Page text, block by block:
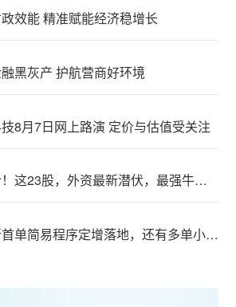
效能 精准赋能经济稳增长
黑灰产 护航营商好环境
8月7日网上路演 定价与估值受关注
新建仓！这23股，外资最新潜伏，最强牛股在列
北交所首单简易程序定增落地，还有多单小额快速融资推进中